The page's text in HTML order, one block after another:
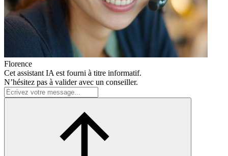
Florence
Cet assistant IA est fourni à titre informatif.
N’hésitez pas à valider avec un conseiller.